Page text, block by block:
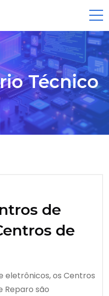
Técnico
de
de
eletrônicos, os Centros
Reparo são